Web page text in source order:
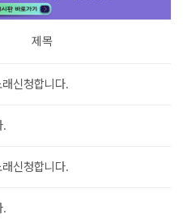
제목
신청합니다.
.
신청합니다.
.